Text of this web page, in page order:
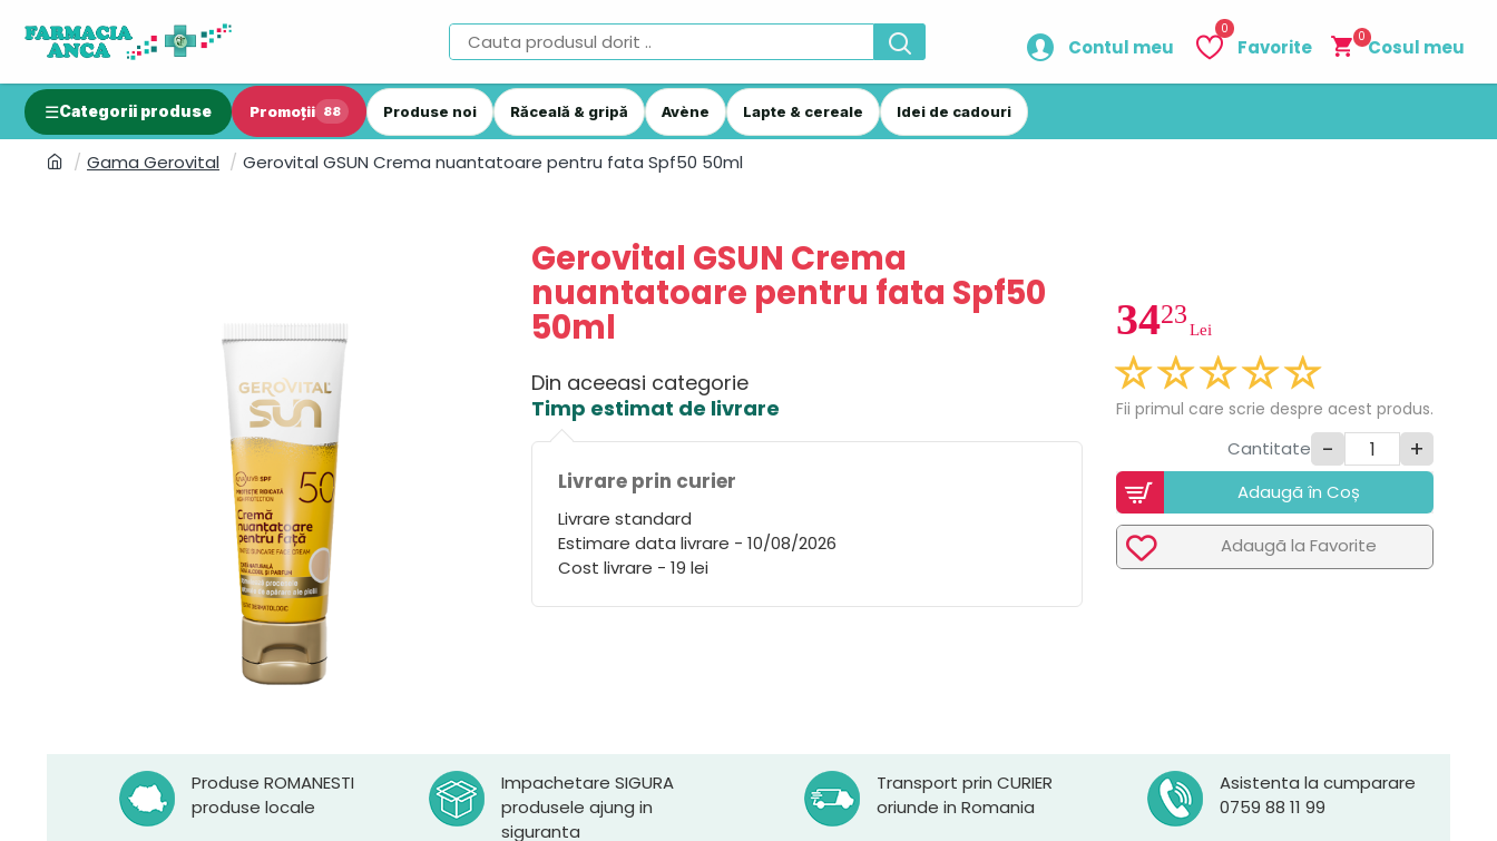
Contul meu Favorite
0
Cosul meu
0
Categorii produse Promoții 88 Produse noi Răceală & gripă Avène Lapte & cereale Idei de cadouri
Gama Gerovital Gerovital GSUN Crema nuantatoare pentru fata Spf50 50ml
Gerovital GSUN Crema
nuantatoare pentru fata Spf50
50ml
Din aceeasi categorie
Timp estimat de livrare
Livrare prin curier
Livrare standard
Estimare data livrare - 10/08/2026
Cost livrare - 19 lei
3423
Lei
Fii primul care scrie despre acest produs.
Cantitate - +
Adaugã în Coș
Adaugã la Favorite
Produse ROMANESTI
produse locale
Impachetare SIGURA
produsele ajung in
siguranta
Transport prin CURIER
oriunde in Romania
Asistenta la cumparare
0759 88 11 99